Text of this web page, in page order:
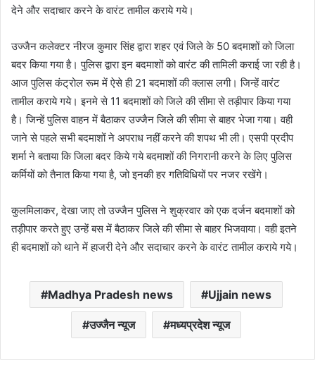
देने और सदाचार करने के वारंट तामील कराये गये।
उज्जैन कलेक्टर नीरज कुमार सिंह द्वारा शहर एवं जिले के 50 बदमाशों को जिला
बदर किया गया है। पुलिस द्वारा इन बदमाशों को वारंट की तामिली कराई जा रही है।
आज पुलिस कंट्रोल रूम में ऐसे ही 21 बदमाशों की क्लास लगी। जिन्हें वारंट
तामील कराये गये। इनमे से 11 बदमाशों को जिले की सीमा से तड़ीपार किया गया
है। जिन्हें पुलिस वाहन में बैठाकर उज्जैन जिले की सीमा से बाहर भेजा गया। वही
जाने से पहले सभी बदमाशों ने अपराध नहीं करने की शपथ भी ली। एसपी प्रदीप
शर्मा ने बताया कि जिला बदर किये गये बदमाशों की निगरानी करने के लिए पुलिस
कर्मियों को तैनात किया गया है, जो इनकी हर गतिविधियों पर नजर रखेंगे।
कुलमिलाकर, देखा जाए तो उज्जैन पुलिस ने शुक्रवार को एक दर्जन बदमाशों को
तड़ीपार करते हुए उन्हें बस में बैठाकर जिले की सीमा से बाहर भिजवाया। वही इतने
ही बदमाशों को थाने में हाजरी देने और सदाचार करने के वारंट तामील कराये गये।
Madhya Pradesh news Ujjain news
उज्जैन न्यूज मध्यप्रदेश न्यूज